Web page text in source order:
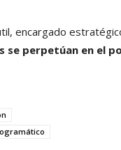
encargado
se perpetúan en el